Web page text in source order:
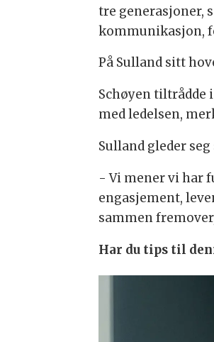
tre generasjoner,
kommunikasjon,
På Sulland sitt
Schøyen tiltrådde
med ledelsen,
Sulland gleder
- Vi mener vi har
engasjement,
sammen
Har du tips til